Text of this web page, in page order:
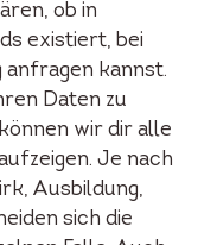
ob in
existiert, bei
kannst.
Daten zu
wir dir alle
Je nach
Ausbildung,
sich die